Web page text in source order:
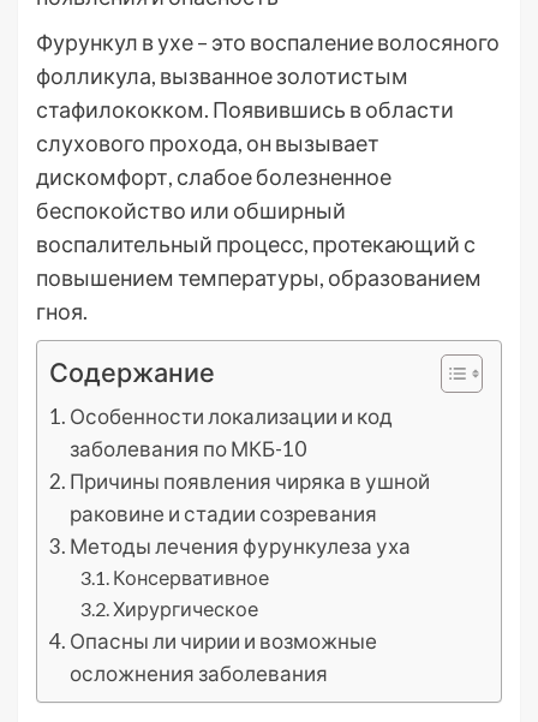
Фурункул в ухе – это воспаление волосяного
фолликула, вызванное золотистым
стафилококком. Появившись в области
слухового прохода, он вызывает
дискомфорт, слабое болезненное
беспокойство или обширный
воспалительный процесс, протекающий с
повышением температуры, образованием
гноя.
Содержание
Особенности локализации и код
заболевания по МКБ-10
Причины появления чиряка в ушной
раковине и стадии созревания
Методы лечения фурункулеза уха
Консервативное
Хирургическое
Опасны ли чирии и возможные
осложнения заболевания